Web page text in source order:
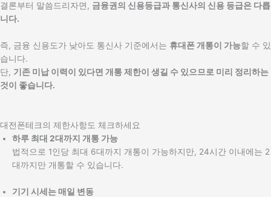
결론부터 말씀드리자면, 금융권의 신용등급과 통신사의 신용 등급은 다릅
니다.
즉, 금융 신용도가 낮아도 통신사 기준에서는 휴대폰 개통이 가능할 수 있
습니다.
단, 기존 미납 이력이 있다면 개통 제한이 생길 수 있으므로 미리 정리하는
것이 좋습니다.
대전폰테크의 제한사항도 체크하세요
하루 최대 2대까지 개통 가능
법적으로 1인당 최대 6대까지 개통이 가능하지만, 24시간 이내에는 2
대까지만 개통할 수 있습니다.
기기 시세는 매일 변동